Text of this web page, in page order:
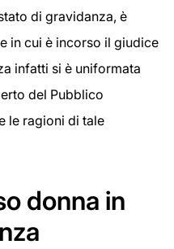
di gravidanza, è
in cui è incorso il giudice
infatti si è uniformata
del Pubblico
le ragioni di tale
donna in